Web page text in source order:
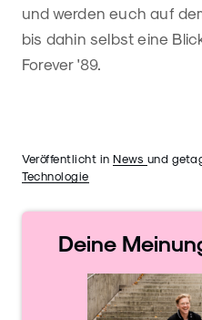
und werden euch auf
bis dahin selbst eine
Forever '89.
Veröffentlicht in News und
Technologie
Deine